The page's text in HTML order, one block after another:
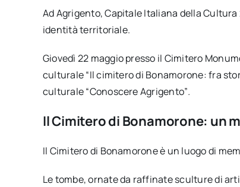
Ad Agrigento, Capitale Italiana della
identità territoriale.
Giovedì 22 maggio presso il Cimitero
culturale “Il cimitero di Bonamorone: fra
culturale “Conoscere Agrigento”.
Il Cimitero di Bonamorone: un
Il Cimitero di Bonamorone è un luogo di
Le tombe, ornate da raffinate sculture di